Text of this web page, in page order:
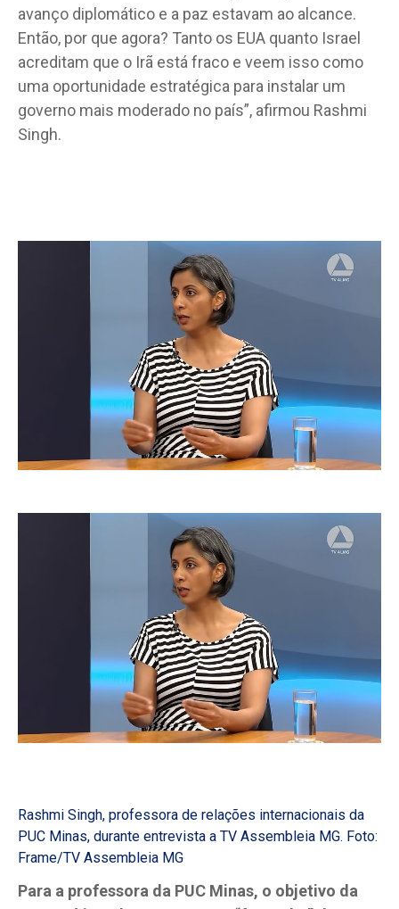
avanço diplomático e a paz estavam ao alcance.
Então, por que agora? Tanto os EUA quanto Israel
acreditam que o Irã está fraco e veem isso como
uma oportunidade estratégica para instalar um
governo mais moderado no país”, afirmou Rashmi
Singh.
Rashmi Singh, professora de relações internacionais da
PUC Minas, durante entrevista a TV Assembleia MG. Foto:
Frame/TV Assembleia MG
Para a professora da PUC Minas, o objetivo da